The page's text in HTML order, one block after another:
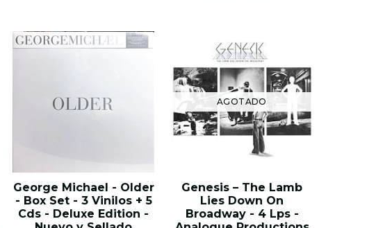
George Michael - Older
- Box Set - 3 Vinilos + 5
Cds - Deluxe Edition -
AGOTADO
Genesis – The Lamb
Lies Down On
Broadway - 4 Lps -